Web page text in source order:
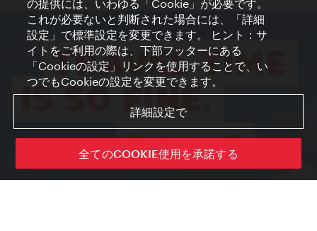
© Copyright WienTourismus
の提供には、いわゆる「Cookie」が必要です。
これが必要ないと判断された場合には、「詳細
設定」で標準設定を変更できます。 ヒント：サ
イトをご利用の際は、下部フッターにある
「Cookieの設定」リンクを使用することで、い
つでもCookieの設定を変更できます。
詳細設定で
全てのCOOKIE使用を承諾する